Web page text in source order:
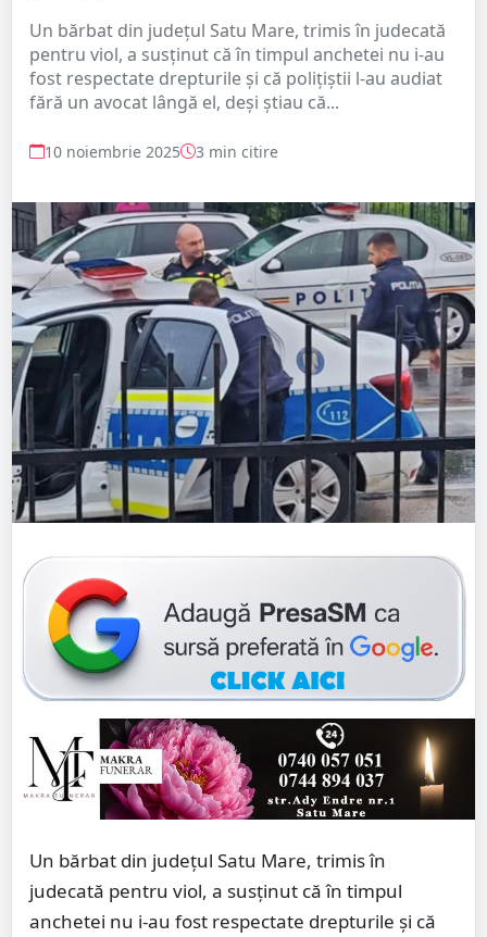
Un bărbat din județul Satu Mare, trimis în judecată
pentru viol, a susținut că în timpul anchetei nu i-au
fost respectate drepturile și că polițiștii l-au audiat
fără un avocat lângă el, deși știau că...
10 noiembrie 2025 3 min citire
Un bărbat din județul Satu Mare, trimis în
judecată pentru viol, a susținut că în timpul
anchetei nu i-au fost respectate drepturile și că